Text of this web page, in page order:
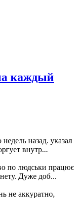
каждый
назад. указал
внутр...
по людськи працює
Дуже доб...
не аккуратно,